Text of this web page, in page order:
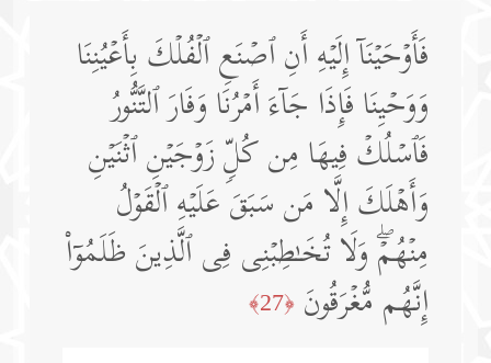
فَأَوۡحَیۡنَاۤ إِلَیۡهِ أَنِ ٱصۡنَعِ ٱلۡفُلۡكَ بِأَعۡیُنِنَا
وَوَحۡیِنَا فَإِذَا جَاۤءَ أَمۡرُنَا وَفَارَ ٱلتَّنُّورُ
فَٱسۡلُكۡ فِیهَا مِن كُلࣲّ زَوۡجَیۡنِ ٱثۡنَیۡنِ
وَأَهۡلَكَ إِلَّا مَن سَبَقَ عَلَیۡهِ ٱلۡقَوۡلُ
مِنۡهُمۡۖ وَلَا تُخَـٰطِبۡنِی فِی ٱلَّذِینَ ظَلَمُوۤا۟
إِنَّهُم مُّغۡرَقُونَ ﴿27﴾